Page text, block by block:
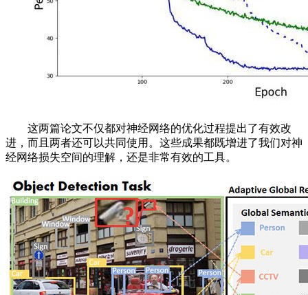
这两篇论文不仅都对神经网络的优化过程提出了有效改
进，而且两者还可以共同使用。这些成果都既增进了我们对神
经网络损失空间的理解，还是非常有效的工具。